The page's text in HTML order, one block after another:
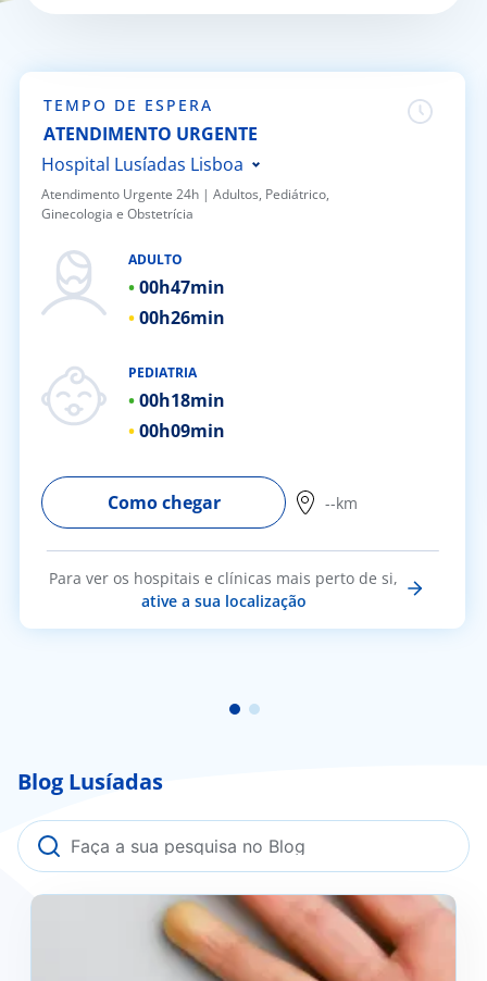
Sport
TEMPO DE ESPERA
ATENDIMENTO URGENTE
Hospital Lusíadas Lisboa
Hospital Lusíadas Porto
Hospital Lusíadas Braga
Hospital Lusíadas Amadora
Hospital Lusíadas Albufeira
Hospital Lusíadas Paços de
Ferreira
Atendimento Urgente 24h | ​Adultos, Pediátrico,
Ginecologia e Obstetrícia
ADULTO
00h47min
00h26min
PEDIATRIA
00h18min
00h09min
Como chegar --km
Para ver os hospitais e clínicas mais perto de si,
ative a sua localização
Blog Lusíadas
Fenómeno de Raynaud: o que é, como se previne e
quando deve procurar ajuda médica?